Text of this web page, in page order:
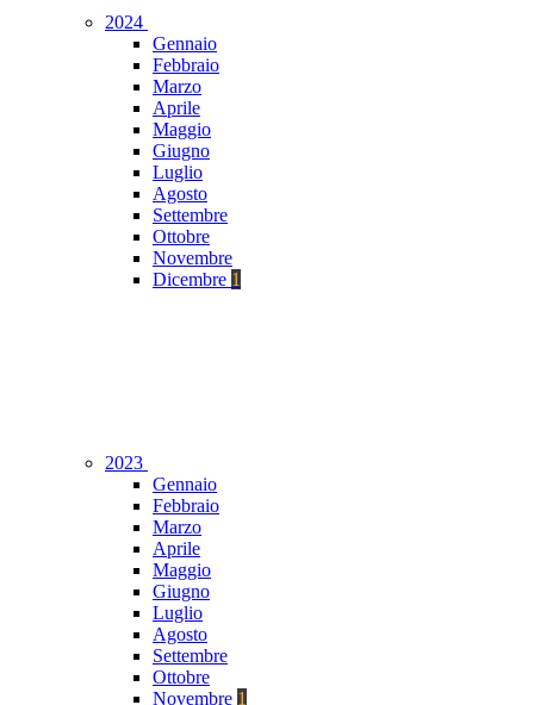
2024
Gennaio
Febbraio
Marzo
Aprile
Maggio
Giugno
Luglio
Agosto
Settembre
Ottobre
Novembre
Dicembre 1
2023
Gennaio
Febbraio
Marzo
Aprile
Maggio
Giugno
Luglio
Agosto
Settembre
Ottobre
Novembre 1